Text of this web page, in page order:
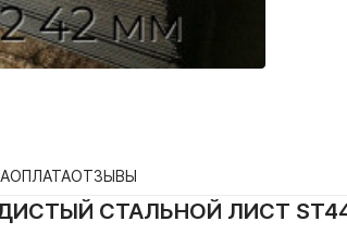
ОПЛАТАОТЗЫВЫ
СТАЛЬНОЙ ЛИСТ